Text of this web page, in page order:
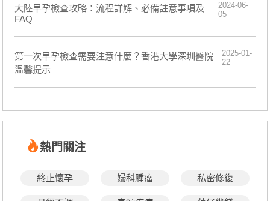
大陸早孕檢查攻略：流程詳解、必備註意事項及
FAQ
2024-06-
05
第一次早孕檢查需要注意什麼？香港大學深圳醫院
溫馨提示
2025-01-
22
熱門關注
終止懷孕 婦科腫瘤 私密修復